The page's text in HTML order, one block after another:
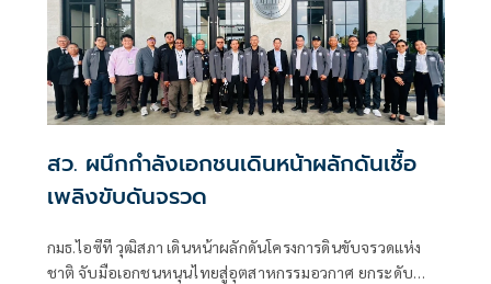
สว. ผนึกกำลังเอกชนเดินหน้าผลักดันเชื้อ
เพลิงขับดันจรวด
กมธ.ไอซีที วุฒิสภา เดินหน้าผลักดันโครงการดินขับจรวดแห่ง
ชาติ จับมือเอกชนหนุนไทยสู่อุตสาหกรรมอวกาศ ยกระดับ